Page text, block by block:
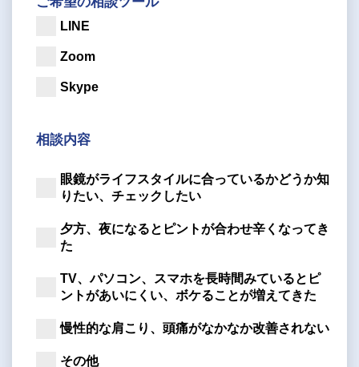
LINE
Zoom
Skype
相談内容
眼鏡がライフスタイルに合っているかどうか知
りたい、チェックしたい
夕方、夜になるとピントが合わせ辛くなってき
た
TV、パソコン、スマホを長時間みているとピ
ントがあいにくい、ボケることが増えてきた
慢性的な肩こり、頭痛がなかなか改善されない
その他